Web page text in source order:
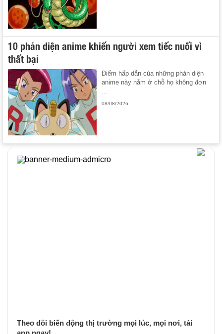
10 phản diện anime khiến người xem tiếc nuối vì
thất bại
Điểm hấp dẫn của những phản diện
anime này nằm ở chỗ họ không đơn
08/08/2026
Theo dõi biến động thị trường mọi lúc, mọi nơi, tải